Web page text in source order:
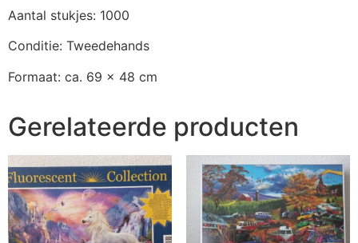
Aantal stukjes: 1000
Conditie: Tweedehands
Formaat: ca. 69 x 48 cm
Gerelateerde producten